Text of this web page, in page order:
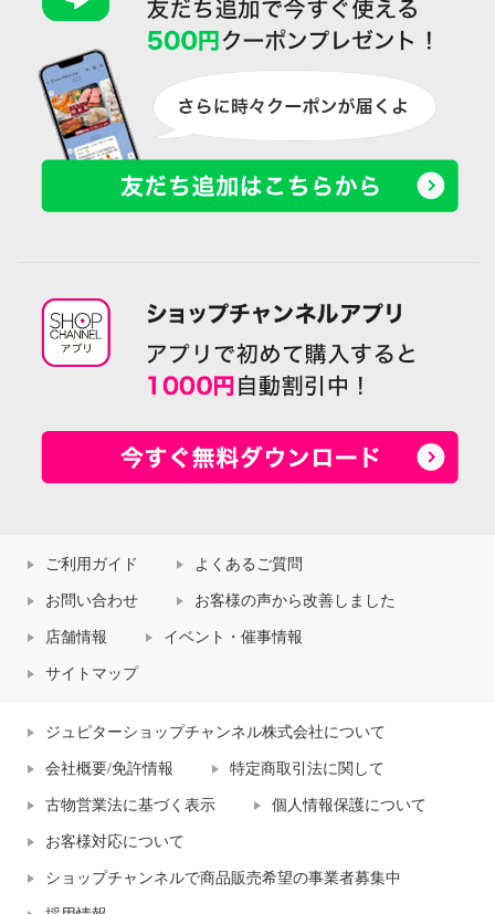
ご利用ガイド よくあるご質問
お問い合わせ お客様の声から改善しました
店舗情報 イベント・催事情報
サイトマップ
ジュピターショップチャンネル株式会社について
会社概要/免許情報 特定商取引法に関して
古物営業法に基づく表示 個人情報保護について
お客様対応について
ショップチャンネルで商品販売希望の事業者募集中